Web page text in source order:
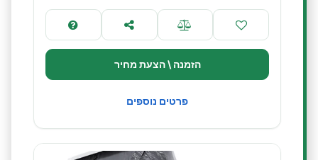
הזמנה \ הצעת מחיר
פרטים נוספים